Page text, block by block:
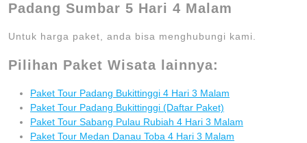
Padang Sumbar 5 Hari 4 Malam
Untuk harga paket, anda bisa menghubungi kami.
Pilihan Paket Wisata lainnya:
Paket Tour Padang Bukittinggi 4 Hari 3 Malam
Paket Tour Padang Bukittinggi (Daftar Paket)
Paket Tour Sabang Pulau Rubiah 4 Hari 3 Malam
Paket Tour Medan Danau Toba 4 Hari 3 Malam